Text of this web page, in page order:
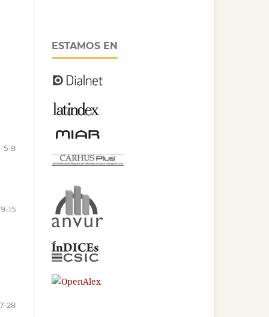
5-8
9-15
28
ESTAMOS EN